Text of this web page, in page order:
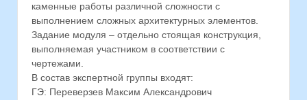
каменные работы различной сложности с
выполнением сложных архитектурных элементов.
Задание модуля – отдельно стоящая конструкция,
выполняемая участником в соответствии с
чертежами.
В состав экспертной группы входят:
ГЭ: Переверзев Максим Александрович